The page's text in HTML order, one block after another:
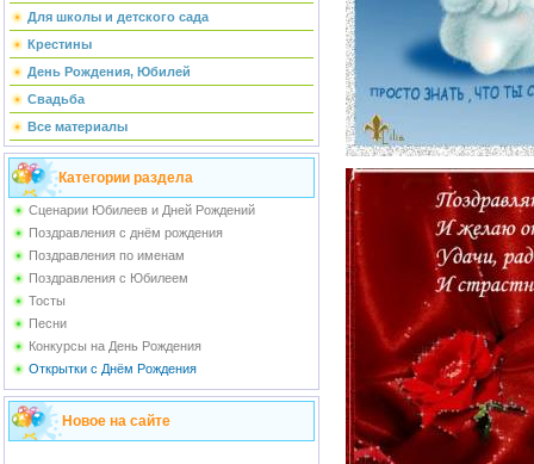
Для школы и детского сада
Крестины
День Рождения, Юбилей
Свадьба
Все материалы
Категории раздела
Сценарии Юбилеев и Дней Рождений
Поздравления с днём рождения
Поздравления по именам
Поздравления с Юбилеем
Тосты
Песни
Конкурсы на День Рождения
Открытки с Днём Рождения
Новое на сайте